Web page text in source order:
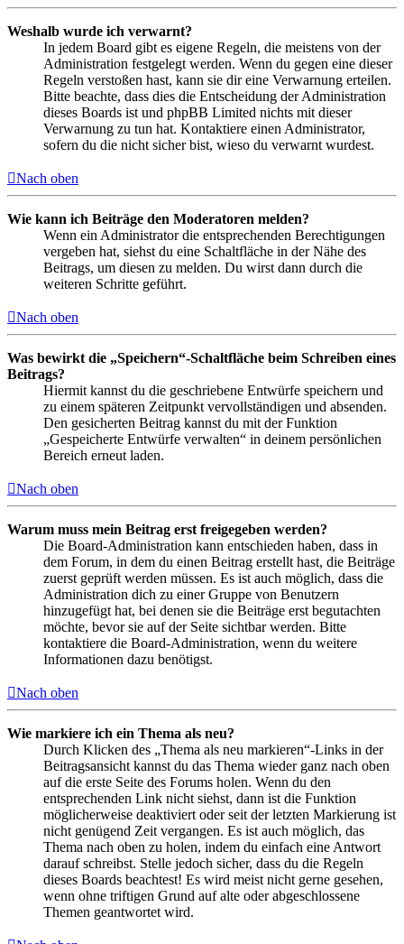
Weshalb wurde ich verwarnt?
In jedem Board gibt es eigene Regeln, die meistens von der
Administration festgelegt werden. Wenn du gegen eine dieser
Regeln verstoßen hast, kann sie dir eine Verwarnung erteilen.
Bitte beachte, dass dies die Entscheidung der Administration
dieses Boards ist und phpBB Limited nichts mit dieser
Verwarnung zu tun hat. Kontaktiere einen Administrator,
sofern du die nicht sicher bist, wieso du verwarnt wurdest.
Nach oben
Wie kann ich Beiträge den Moderatoren melden?
Wenn ein Administrator die entsprechenden Berechtigungen
vergeben hat, siehst du eine Schaltfläche in der Nähe des
Beitrags, um diesen zu melden. Du wirst dann durch die
weiteren Schritte geführt.
Nach oben
Was bewirkt die „Speichern“-Schaltfläche beim Schreiben eines
Beitrags?
Hiermit kannst du die geschriebene Entwürfe speichern und
zu einem späteren Zeitpunkt vervollständigen und absenden.
Den gesicherten Beitrag kannst du mit der Funktion
„Gespeicherte Entwürfe verwalten“ in deinem persönlichen
Bereich erneut laden.
Nach oben
Warum muss mein Beitrag erst freigegeben werden?
Die Board-Administration kann entschieden haben, dass in
dem Forum, in dem du einen Beitrag erstellt hast, die Beiträge
zuerst geprüft werden müssen. Es ist auch möglich, dass die
Administration dich zu einer Gruppe von Benutzern
hinzugefügt hat, bei denen sie die Beiträge erst begutachten
möchte, bevor sie auf der Seite sichtbar werden. Bitte
kontaktiere die Board-Administration, wenn du weitere
Informationen dazu benötigst.
Nach oben
Wie markiere ich ein Thema als neu?
Durch Klicken des „Thema als neu markieren“-Links in der
Beitragsansicht kannst du das Thema wieder ganz nach oben
auf die erste Seite des Forums holen. Wenn du den
entsprechenden Link nicht siehst, dann ist die Funktion
möglicherweise deaktiviert oder seit der letzten Markierung ist
nicht genügend Zeit vergangen. Es ist auch möglich, das
Thema nach oben zu holen, indem du einfach eine Antwort
darauf schreibst. Stelle jedoch sicher, dass du die Regeln
dieses Boards beachtest! Es wird meist nicht gerne gesehen,
wenn ohne triftigen Grund auf alte oder abgeschlossene
Themen geantwortet wird.